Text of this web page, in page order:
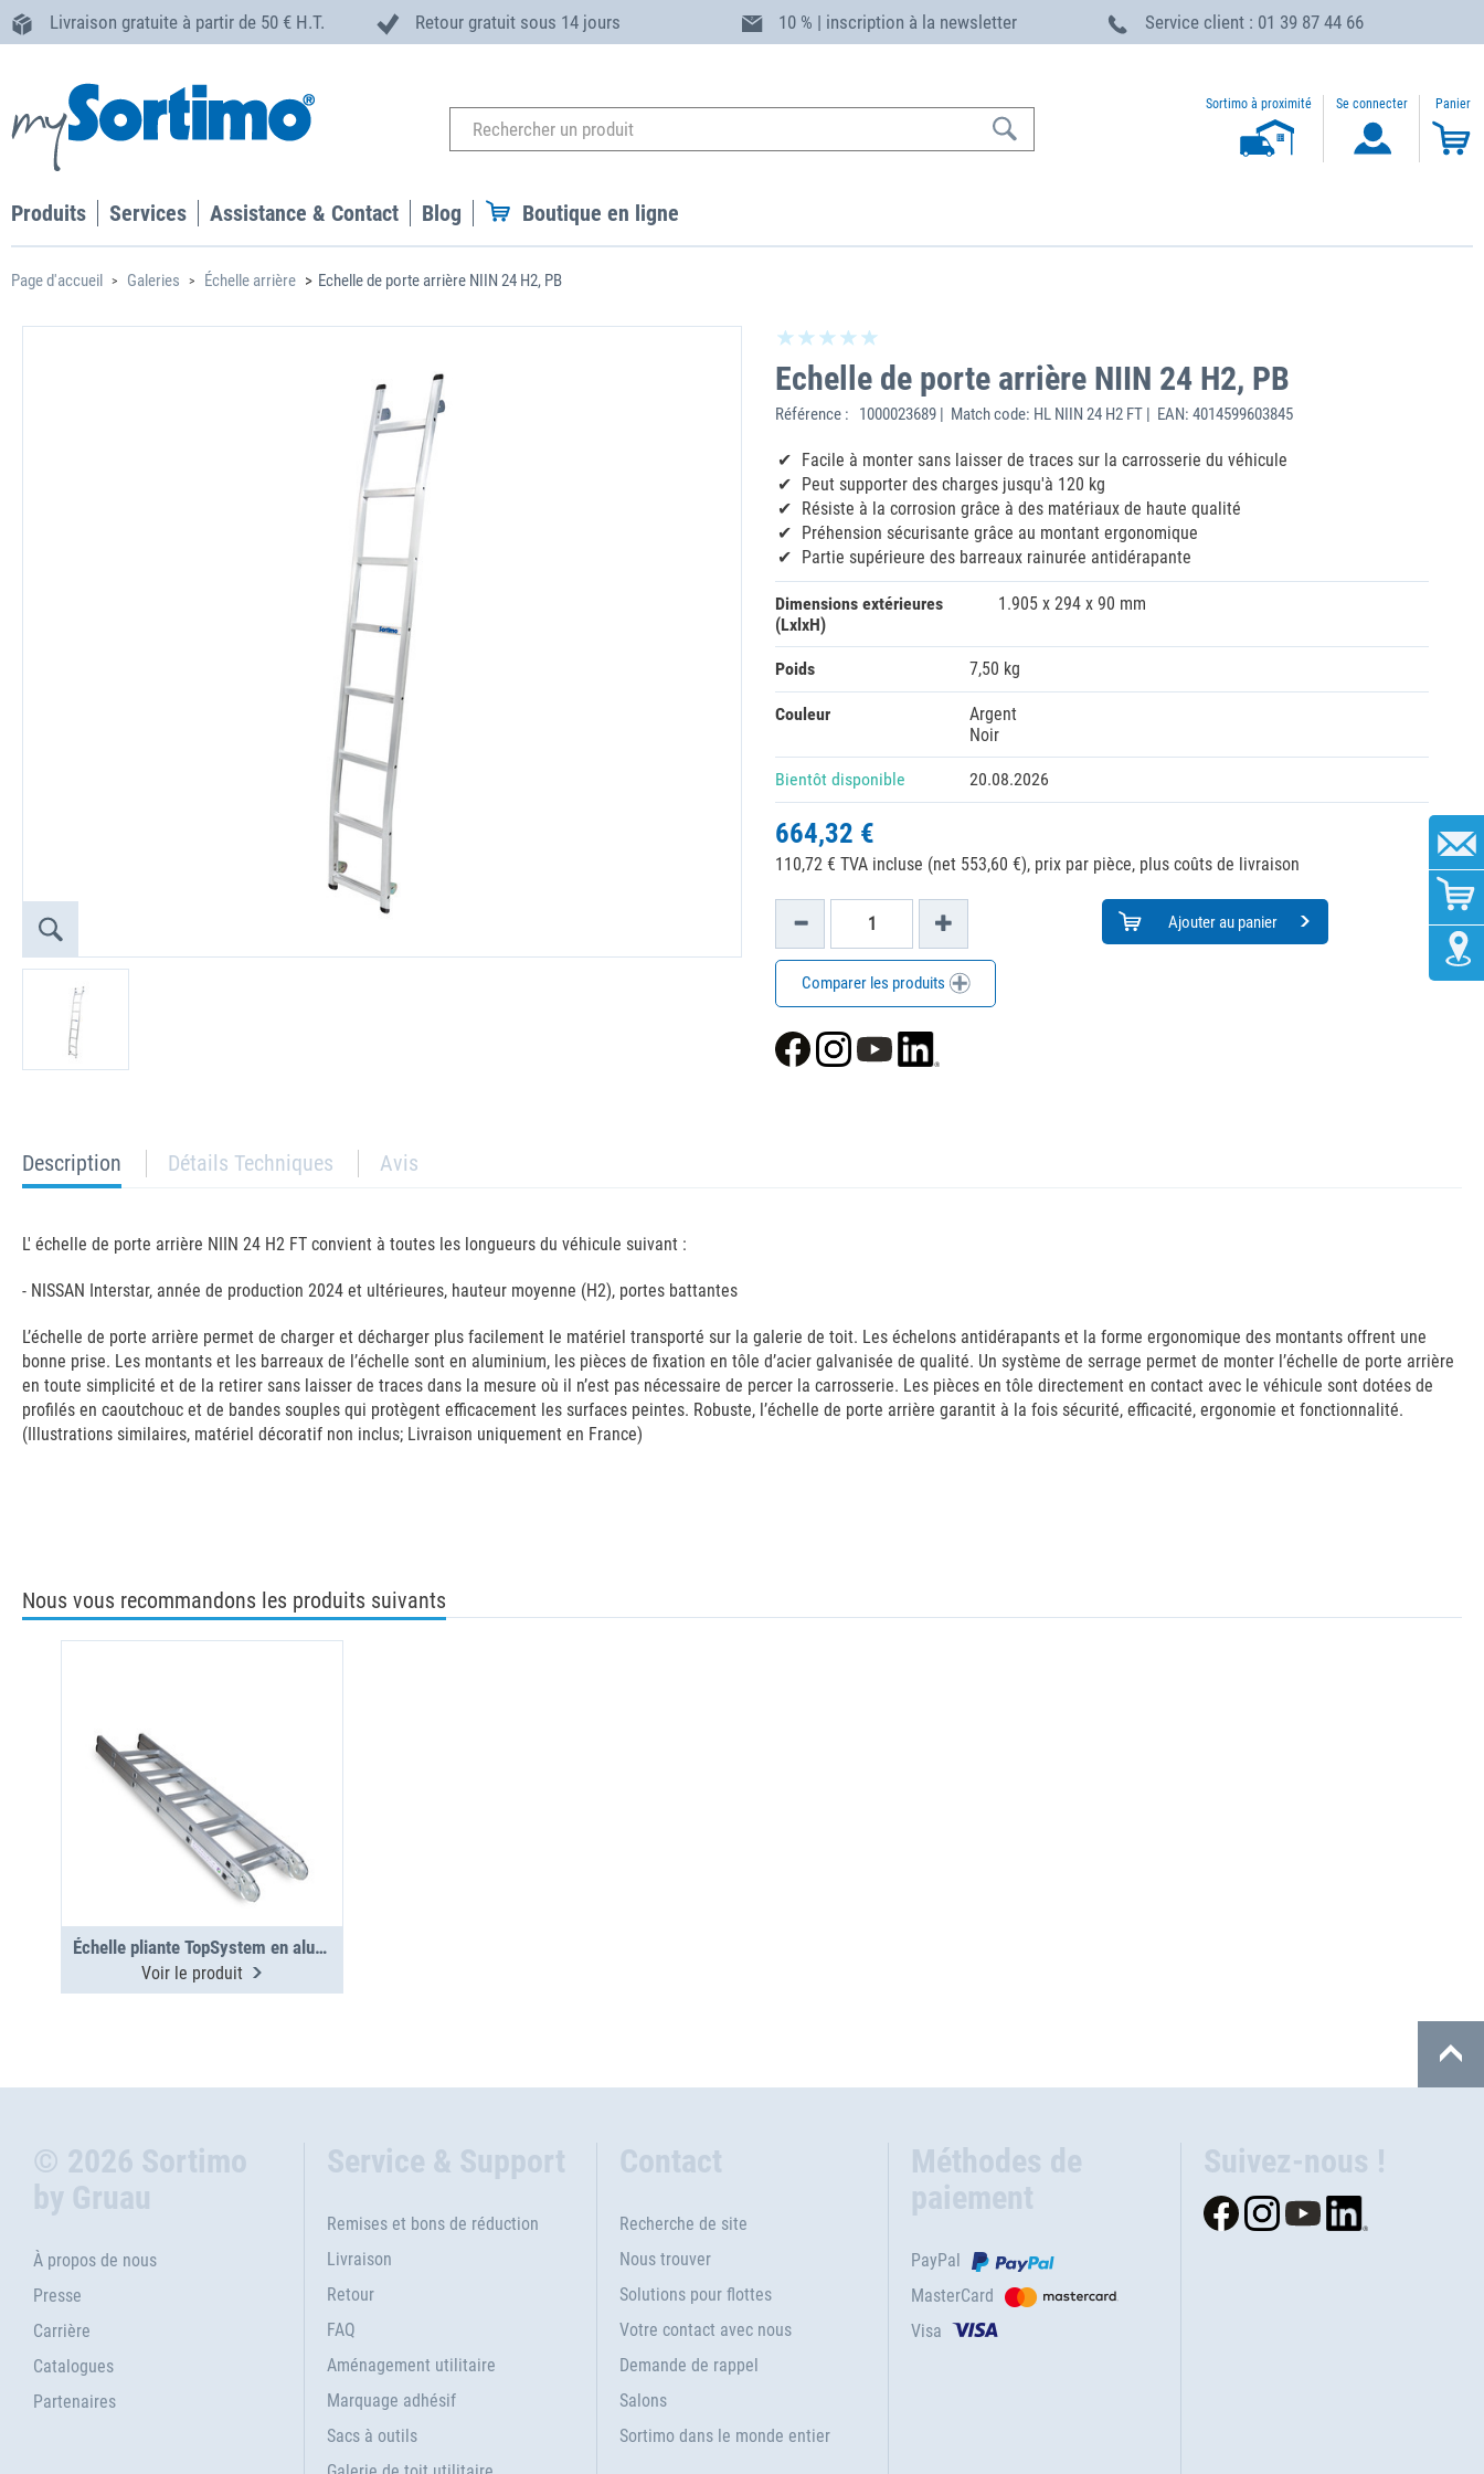
Livraison gratuite à partir de 50 € H.T. Retour gratuit sous 14 jours 10 % | inscription à la newsletter Service client : 01 39 87 44 66
Sortimo à proximité Se connecter Panier
Produits Services Assistance & Contact Blog Boutique en ligne
Page d'accueil Galeries Échelle arrière Echelle de porte arrière NIIN 24 H2, PB
Echelle de porte arrière NIIN 24 H2, PB
Référence : 1000023689 | Match code: HL NIIN 24 H2 FT | EAN: 4014599603845
Facile à monter sans laisser de traces sur la carrosserie du véhicule
Peut supporter des charges jusqu'à 120 kg
Résiste à la corrosion grâce à des matériaux de haute qualité
Préhension sécurisante grâce au montant ergonomique
Partie supérieure des barreaux rainurée antidérapante
Dimensions extérieures
(LxlxH)
1.905 x 294 x 90 mm
Poids 7,50 kg
Couleur
Argent
Noir
Bientôt disponible 20.08.2026
664,32 €
110,72 € TVA incluse (net 553,60 €), prix par pièce, plus coûts de livraison
Ajouter au panier
Comparer les produits
current
tab:
Description Détails Techniques Avis
L' échelle de porte arrière NIIN 24 H2 FT convient à toutes les longueurs du véhicule suivant :
- NISSAN Interstar, année de production 2024 et ultérieures, hauteur moyenne (H2), portes battantes
L’échelle de porte arrière permet de charger et décharger plus facilement le matériel transporté sur la galerie de toit. Les échelons antidérapants et la forme ergonomique des montants offrent une
bonne prise. Les montants et les barreaux de l’échelle sont en aluminium, les pièces de fixation en tôle d’acier galvanisée de qualité. Un système de serrage permet de monter l’échelle de porte arrière
en toute simplicité et de la retirer sans laisser de traces dans la mesure où il n’est pas nécessaire de percer la carrosserie. Les pièces en tôle directement en contact avec le véhicule sont dotées de
profilés en caoutchouc et de bandes souples qui protègent efficacement les surfaces peintes. Robuste, l’échelle de porte arrière garantit à la fois sécurité, efficacité, ergonomie et fonctionnalité.
(Illustrations similaires, matériel décoratif non inclus; Livraison uniquement en France)
Nous vous recommandons les produits suivants
Échelle pliante TopSystem en aluminium 3000 mm
Voir le produit
© 2026 Sortimo
by Gruau
À propos de nous
Presse
Carrière
Catalogues
Partenaires
Service & Support
Remises et bons de réduction
Livraison
Retour
FAQ
Aménagement utilitaire
Marquage adhésif
Sacs à outils
Contact
Recherche de site
Nous trouver
Solutions pour flottes
Votre contact avec nous
Demande de rappel
Salons
Sortimo dans le monde entier
Méthodes de
paiement
PayPal
MasterCard
Visa
Suivez-nous !